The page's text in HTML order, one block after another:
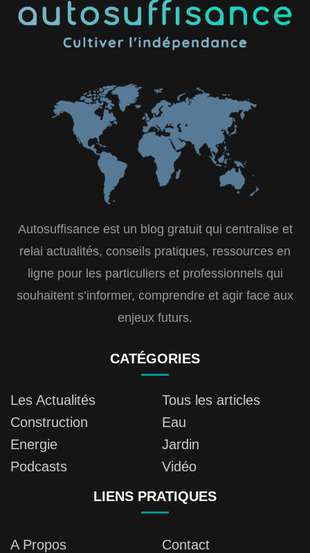
Autosuffisance est un blog gratuit qui centralise et
relai actualités, conseils pratiques, ressources en
ligne pour les particuliers et professionnels qui
souhaitent s’informer, comprendre et agir face aux
enjeux futurs.
CATÉGORIES
Les Actualités
Tous les articles
Construction
Eau
Energie
Jardin
Podcasts
Vidéo
LIENS PRATIQUES
A Propos
Contact